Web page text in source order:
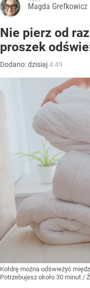
Magda Grefkowicz
Nie pierz od
proszek
Dodano:dzisiaj4:49
Kołdrę można odświeżyć
Potrzebujesz około 30 minut /